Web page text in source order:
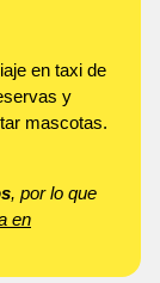
en taxi de
y
mascotas.
, por lo que
en